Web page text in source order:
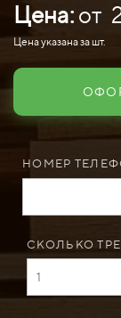
Цена:от
Цена указана за шт.
НОМЕР
СКОЛЬКО